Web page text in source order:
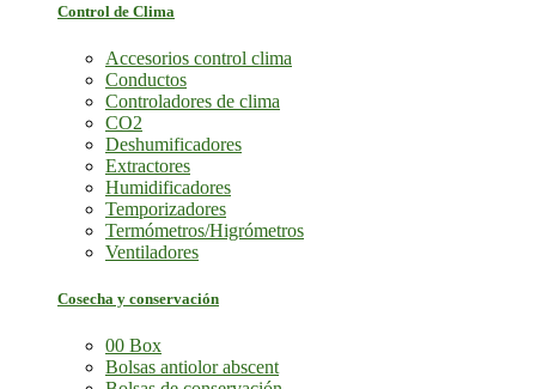
Control de Clima
Accesorios control clima
Conductos
Controladores de clima
CO2
Deshumificadores
Extractores
Humidificadores
Temporizadores
Termómetros/Higrómetros
Ventiladores
Cosecha y conservación
00 Box
Bolsas antiolor abscent